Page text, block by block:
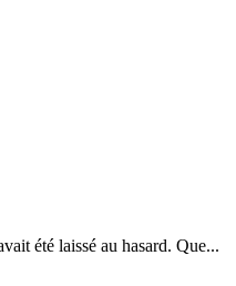
été laissé au hasard. Que...